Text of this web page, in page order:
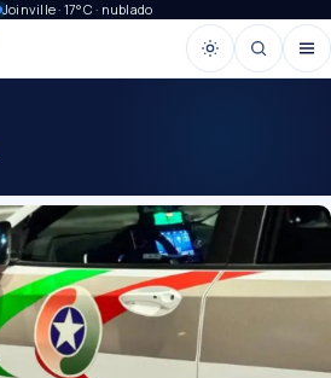
Joinville · 17°C · nublado